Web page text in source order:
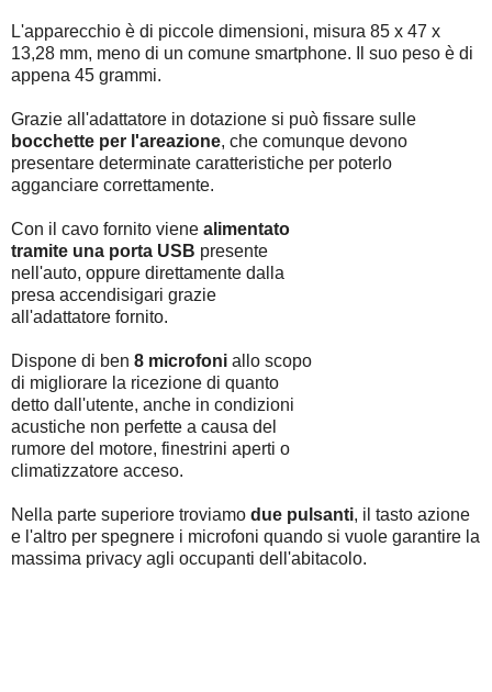
L'apparecchio è di piccole dimensioni, misura 85 x 47 x
13,28 mm, meno di un comune smartphone. Il suo peso è di
appena 45 grammi.
Grazie all'adattatore in dotazione si può fissare sulle
bocchette per l'areazione, che comunque devono
presentare determinate caratteristiche per poterlo
agganciare correttamente.
Con il cavo fornito viene alimentato
tramite una porta USB presente
nell'auto, oppure direttamente dalla
presa accendisigari grazie
all'adattatore fornito.
Dispone di ben 8 microfoni allo scopo
di migliorare la ricezione di quanto
detto dall'utente, anche in condizioni
acustiche non perfette a causa del
rumore del motore, finestrini aperti o
climatizzatore acceso.
Nella parte superiore troviamo due pulsanti, il tasto azione
e l'altro per spegnere i microfoni quando si vuole garantire la
massima privacy agli occupanti dell'abitacolo.